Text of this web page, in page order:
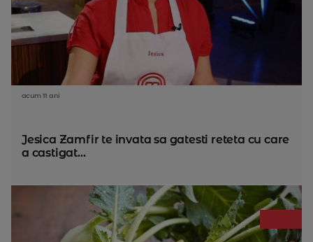
acum 11 ani
Jesica Zamfir te invata sa gatesti reteta cu care
a castigat...